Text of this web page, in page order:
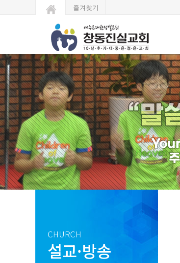
즐겨찾기
CHURCH
설교·방송